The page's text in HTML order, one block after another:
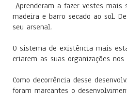
Aprenderam a fazer vestes
madeira e barro secado ao sol.
seu arsenal.
O sistema de existência mais
criarem as suas organizações
Como decorrência desse
foram marcantes o